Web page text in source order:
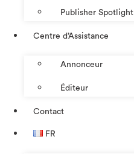
Publisher Spotlight
Centre d’Assistance
Annonceur
Éditeur
Contact
FR